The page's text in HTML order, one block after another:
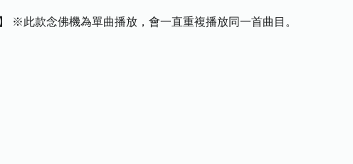
※此款念佛機為單曲播放，會一直重複播放同一首曲目。